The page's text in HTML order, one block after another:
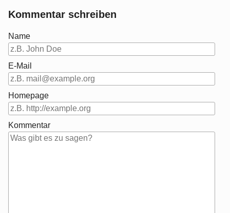
Kommentar schreiben
Name
E-Mail
Homepage
Kommentar